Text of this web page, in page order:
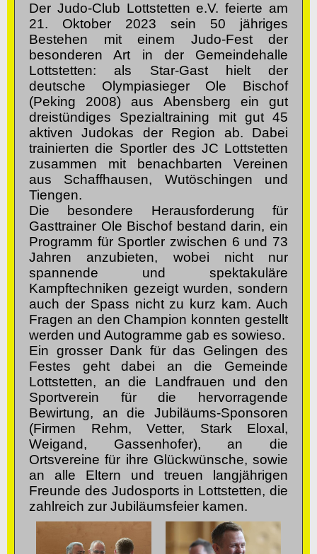
Der Judo-Club Lottstetten e.V. feierte am
21. Oktober 2023 sein 50 jähriges
Bestehen mit einem Judo-Fest der
besonderen Art in der Gemeindehalle
Lottstetten: als Star-Gast hielt der
deutsche Olympiasieger Ole Bischof
(Peking 2008) aus Abensberg ein gut
dreistündiges Spezialtraining mit gut 45
aktiven Judokas der Region ab. Dabei
trainierten die Sportler des JC Lottstetten
zusammen mit benachbarten Vereinen
aus Schaffhausen, Wutöschingen und
Tiengen.
Die besondere Herausforderung für
Gasttrainer Ole Bischof bestand darin, ein
Programm für Sportler zwischen 6 und 73
Jahren anzubieten, wobei nicht nur
spannende und spektakuläre
Kampftechniken gezeigt wurden, sondern
auch der Spass nicht zu kurz kam. Auch
Fragen an den Champion konnten gestellt
werden und Autogramme gab es sowieso.
Ein grosser Dank für das Gelingen des
Festes geht dabei an die Gemeinde
Lottstetten, an die Landfrauen und den
Sportverein für die hervorragende
Bewirtung, an die Jubiläums-Sponsoren
(Firmen Rehm, Vetter, Stark Eloxal,
Weigand, Gassenhofer), an die
Ortsvereine für ihre Glückwünsche, sowie
an alle Eltern und treuen langjährigen
Freunde des Judosports in Lottstetten, die
zahlreich zur Jubiläumsfeier kamen.